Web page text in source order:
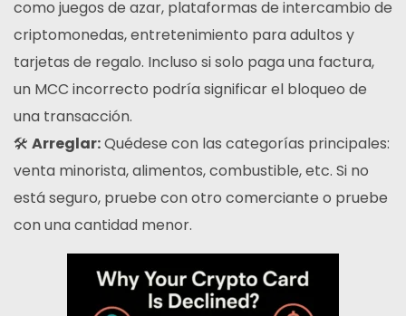
como juegos de azar, plataformas de intercambio de
criptomonedas, entretenimiento para adultos y
tarjetas de regalo. Incluso si solo paga una factura,
un MCC incorrecto podría significar el bloqueo de
una transacción.
🛠 Arreglar:Quédese con las categorías principales:
venta minorista, alimentos, combustible, etc. Si no
está seguro, pruebe con otro comerciante o pruebe
con una cantidad menor.